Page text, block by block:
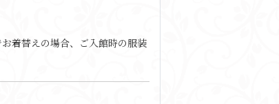
着替えの場合、ご入館時の服装